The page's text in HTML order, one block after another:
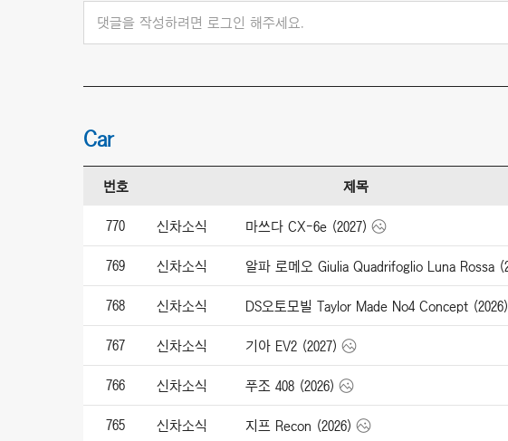
댓글을 작성하려면 로그인 해주세요.
Car
번호 제목
770 신차소식 마쓰다 CX-6e (2027)
769 신차소식
768 신차소식 DS오토모빌 Taylor Made No4 Concept (2026)
767 신차소식 기아 EV2 (2027)
766 신차소식 푸조 408 (2026)
765 신차소식 지프 Recon (2026)